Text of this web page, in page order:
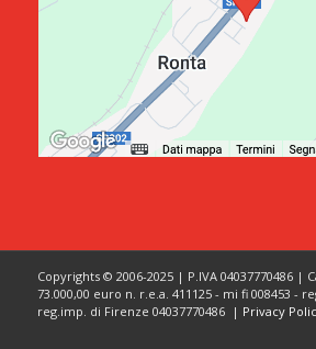
Copyrights © 2006-2025 | P.IVA 04037770486 |
73.000,00 euro n. r.e.a. 411125 - mi fi 008453 -
reg.imp. di Firenze 04037770486 | Privacy